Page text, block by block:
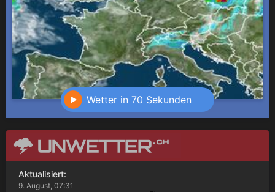
Wetter in 70 Sekunden
Aktualisiert:
9. August, 07:31